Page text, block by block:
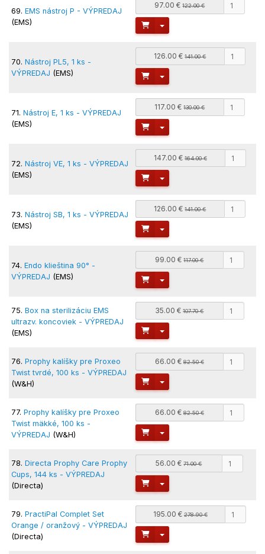
69. EMS nástroj P - VÝPREDAJ
(EMS)
97.00 €122.00 €
Toggle Dropdown
70. Nástroj PL5, 1 ks -
VÝPREDAJ (EMS)
126.00 €141.00 €
Toggle Dropdown
71. Nástroj E, 1 ks - VÝPREDAJ
(EMS)
117.00 €130.00 €
Toggle Dropdown
72. Nástroj VE, 1 ks - VÝPREDAJ
(EMS)
147.00 €164.00 €
Toggle Dropdown
73. Nástroj SB, 1 ks - VÝPREDAJ
(EMS)
126.00 €141.00 €
Toggle Dropdown
74. Endo klieština 90° -
VÝPREDAJ (EMS)
99.00 €117.00 €
Toggle Dropdown
75. Box na sterilizáciu EMS
ultrazv. koncoviek - VÝPREDAJ
(EMS)
35.00 €107.70 €
Toggle Dropdown
76. Prophy kalíšky pre Proxeo
Twist tvrdé, 100 ks - VÝPREDAJ
(W&H)
66.00 €82.50 €
Toggle Dropdown
77. Prophy kalíšky pre Proxeo
Twist mäkké, 100 ks -
VÝPREDAJ (W&H)
66.00 €82.50 €
Toggle Dropdown
78. Directa Prophy Care Prophy
Cups, 144 ks - VÝPREDAJ
(Directa)
56.00 €71.00 €
Toggle Dropdown
79. PractiPal Complet Set
Orange / oranžový - VÝPREDAJ
(Directa)
195.00 €278.90 €
Toggle Dropdown